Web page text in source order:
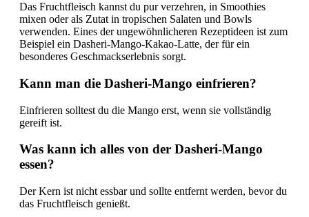
Das Fruchtfleisch kannst du pur verzehren, in Smoothies
mixen oder als Zutat in tropischen Salaten und Bowls
verwenden. Eines der ungewöhnlicheren Rezeptideen ist zum
Beispiel ein Dasheri-Mango-Kakao-Latte, der für ein
besonderes Geschmackserlebnis sorgt.
Kann man die Dasheri-Mango einfrieren?
Einfrieren solltest du die Mango erst, wenn sie vollständig
gereift ist.
Was kann ich alles von der Dasheri-Mango
essen?
Der Kern ist nicht essbar und sollte entfernt werden, bevor du
das Fruchtfleisch genießt.